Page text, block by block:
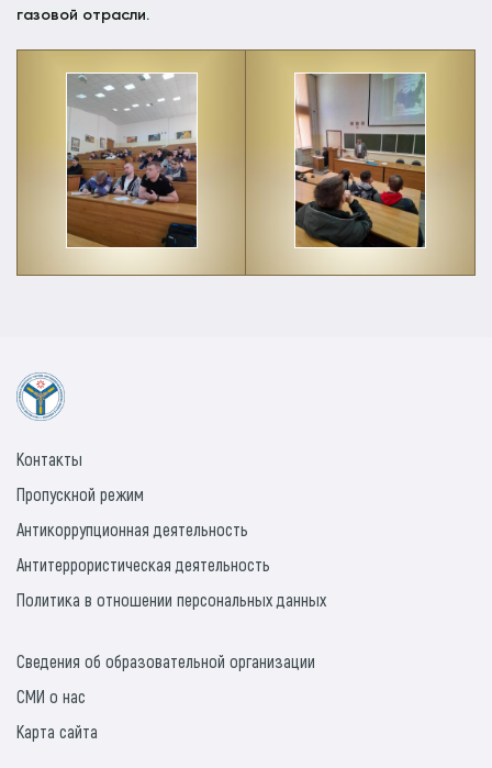
газовой отрасли.
Контакты
Пропускной режим
Антикоррупционная деятельность
Антитеррористическая деятельность
Политика в отношении персональных данных
Сведения об образовательной организации
СМИ о нас
Карта сайта